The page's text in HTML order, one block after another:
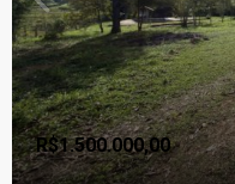
R$1.500.000,00